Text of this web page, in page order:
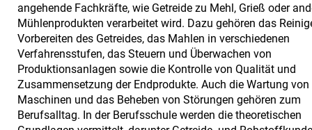
angehende Fachkräfte, wie Getreide zu Mehl, Grieß oder
Mühlenprodukten verarbeitet wird. Dazu gehören das
Vorbereiten des Getreides, das Mahlen in verschiedenen
Verfahrensstufen, das Steuern und Überwachen von
Produktionsanlagen sowie die Kontrolle von Qualität und
Zusammensetzung der Endprodukte. Auch die Wartung von
Maschinen und das Beheben von Störungen gehören zum
Berufsalltag. In der Berufsschule werden die theoretischen